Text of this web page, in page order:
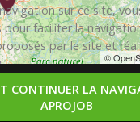
©
sur ce site,
pour faciliter la
par le site et
CONTINUER LA
APROJOB